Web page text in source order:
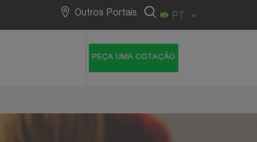
Outros Portais PT